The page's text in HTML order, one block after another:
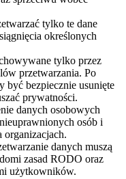
tylko te dane
określonych
tylko przez
przetwarzania. Po
być bezpiecznie usunięte
prywatności.
danych osobowych
osób i
organizacjach.
danych muszą
zasad RODO oraz
użytkowników.